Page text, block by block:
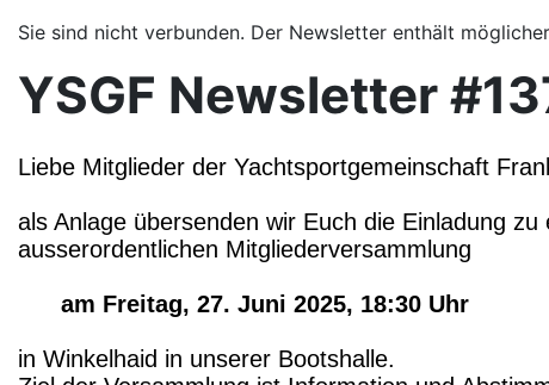
Sie sind nicht verbunden. Der Newsletter enthält
YSGF Newsletter